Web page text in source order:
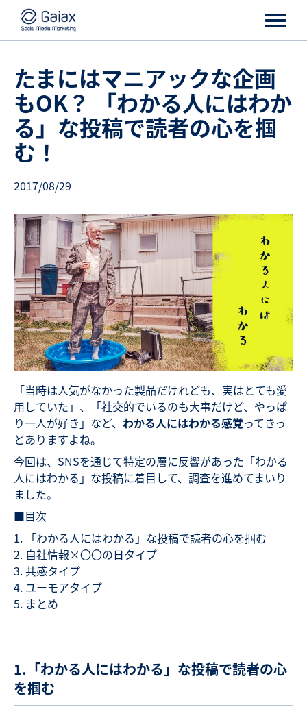
たまにはマニアックな企画
もOK？ 「わかる人にはわか
る」な投稿で読者の心を掴
む！
2017/08/29
「当時は人気がなかった製品だけれども、実はとても愛
用していた」、「社交的でいるのも大事だけど、やっぱ
り一人が好き」など、 わかる人にはわかる感覚ってきっ
とありますよね。
今回は、SNSを通じて特定の層に反響があった「わかる
人にはわかる」な投稿に着目して、調査を進めてまいり
ました。
■目次
「わかる人にはわかる」な投稿で読者の心を掴む
自社情報×〇〇の日タイプ
共感タイプ
ユーモアタイプ
まとめ
1.「わかる人にはわかる」な投稿で読者の心
を掴む